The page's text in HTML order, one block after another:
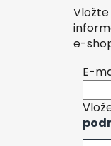
e-
E-